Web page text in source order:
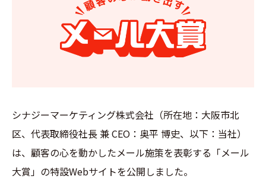
シナジーマーケティング株式会社（所在地：大阪市北
区、代表取締役社長 兼 CEO：奥平 博史、以下：当社）
は、顧客の心を動かしたメール施策を表彰する「メール
大賞」の特設Webサイトを公開しました。